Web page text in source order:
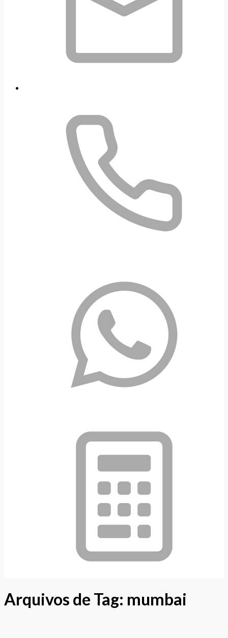
Arquivos de Tag: mumbai